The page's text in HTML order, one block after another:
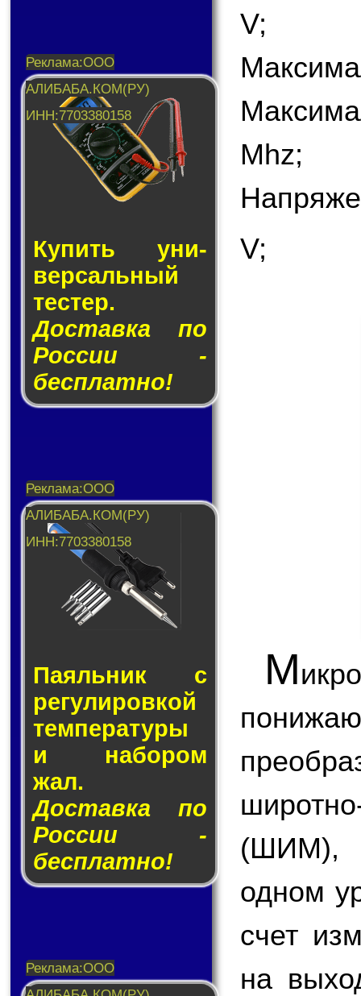
Купить уни­
вер­саль­ный
тес­тер.
Доставка по
России -
бесплатно!
Паяльник с
ре­гу­ли­ров­кой
тем­пе­ра­ту­ры
и на­бо­ром
жал.
Доставка по
России -
бесплатно!
V;
Mhz;
V;
М
(ШИМ),
одном
счет
на